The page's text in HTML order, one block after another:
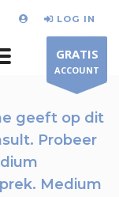
LOG IN
GRATIS
ACCOUNT
geeft op dit
Probeer
Medium